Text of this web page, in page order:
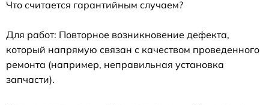
Что считается гарантийным случаем?
Для работ: Повторное возникновение дефекта,
который напрямую связан с качеством проведенного
ремонта (например, неправильная установка
запчасти).